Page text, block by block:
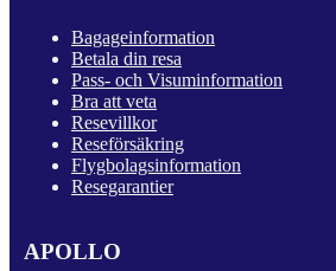
Bagageinformation
Betala din resa
Pass- och Visuminformation
Bra att veta
Resevillkor
Reseförsäkring
Flygbolagsinformation
Resegarantier
APOLLO